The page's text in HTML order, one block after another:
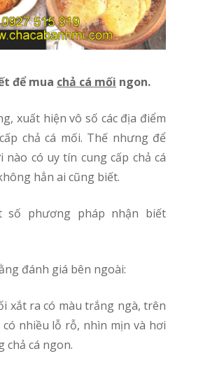
để mua chả cá mối ngon.
chả cá mối. Thế nhưng để
nào có uy tín cung cấp chả cá
hẳn ai cũng biết.
số phương pháp nhận biết
đánh giá bên ngoài:
có nhiều lỗ rỗ, nhìn mịn và hơi
chả cá ngon.